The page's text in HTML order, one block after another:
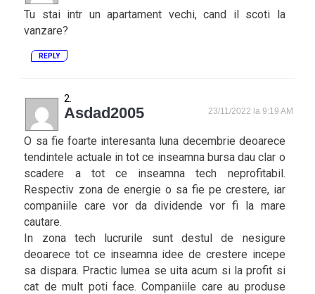
Tu stai intr un apartament vechi, cand il scoti la
vanzare?
REPLY
Asdad2005 23/11/2022 la 9:19 AM
O sa fie foarte interesanta luna decembrie deoarece
tendintele actuale in tot ce inseamna bursa dau clar o
scadere a tot ce inseamna tech neprofitabil.
Respectiv zona de energie o sa fie pe crestere, iar
companiile care vor da dividende vor fi la mare
cautare.
In zona tech lucrurile sunt destul de nesigure
deoarece tot ce inseamna idee de crestere incepe
sa dispara. Practic lumea se uita acum si la profit si
cat de mult poti face. Companiile care au produse